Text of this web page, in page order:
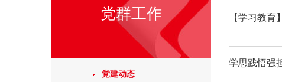
党群工作
党建动态
【学习教
学思践悟强